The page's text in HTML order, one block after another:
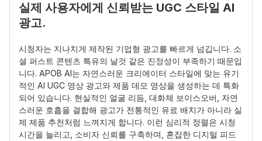
실제 사용자에게 신뢰받는 UGC 스타일 AI
광고.
시청자는 지나치게 제작된 기업형 광고를 빠르게 넘깁니다. 소
셜 퍼스트 콘텐츠 특유의 날것 같은 진정성이 부족하기 때문입
니다. APOB AI는 자연스러운 크리에이터 스타일에 맞는 유기
적인 AI UGC 영상 광고와 제품 데모 영상을 생성하는 데 특화
되어 있습니다. 현실적인 얼굴 리듬, 대화체 보이스오버, 자연
스러운 호흡을 결합해 광고가 전통적인 유료 배치가 아니라 실
제 제품 추천처럼 느껴지게 합니다. 이런 심리적 정렬은 시청
시간을 늘리고, 소비자 신뢰를 구축하며, 혼잡한 디지털 피드